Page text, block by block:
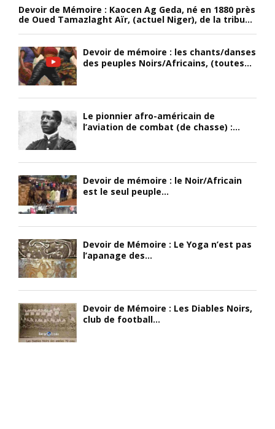
Devoir de Mémoire : Kaocen Ag Geda, né en 1880 près
de Oued Tamazlaght Aïr, (actuel Niger), de la tribu...
Devoir de mémoire : les chants/danses
des peuples Noirs/Africains, (toutes...
Le pionnier afro-américain de
l’aviation de combat (de chasse) :...
Devoir de mémoire : le Noir/Africain
est le seul peuple...
Devoir de Mémoire : Le Yoga n’est pas
l’apanage des...
Devoir de Mémoire : Les Diables Noirs,
club de football...